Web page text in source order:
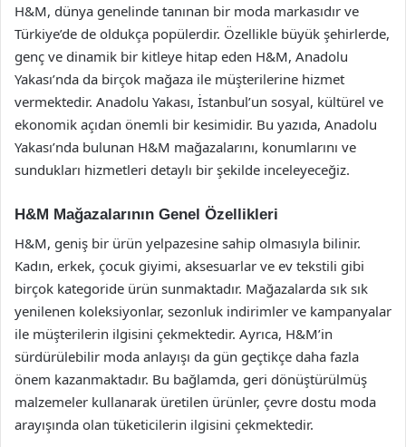
H&M, dünya genelinde tanınan bir moda markasıdır ve
Türkiye’de de oldukça popülerdir. Özellikle büyük şehirlerde,
genç ve dinamik bir kitleye hitap eden H&M, Anadolu
Yakası’nda da birçok mağaza ile müşterilerine hizmet
vermektedir. Anadolu Yakası, İstanbul’un sosyal, kültürel ve
ekonomik açıdan önemli bir kesimidir. Bu yazıda, Anadolu
Yakası’nda bulunan H&M mağazalarını, konumlarını ve
sundukları hizmetleri detaylı bir şekilde inceleyeceğiz.
H&M Mağazalarının Genel Özellikleri
H&M, geniş bir ürün yelpazesine sahip olmasıyla bilinir.
Kadın, erkek, çocuk giyimi, aksesuarlar ve ev tekstili gibi
birçok kategoride ürün sunmaktadır. Mağazalarda sık sık
yenilenen koleksiyonlar, sezonluk indirimler ve kampanyalar
ile müşterilerin ilgisini çekmektedir. Ayrıca, H&M’in
sürdürülebilir moda anlayışı da gün geçtikçe daha fazla
önem kazanmaktadır. Bu bağlamda, geri dönüştürülmüş
malzemeler kullanarak üretilen ürünler, çevre dostu moda
arayışında olan tüketicilerin ilgisini çekmektedir.